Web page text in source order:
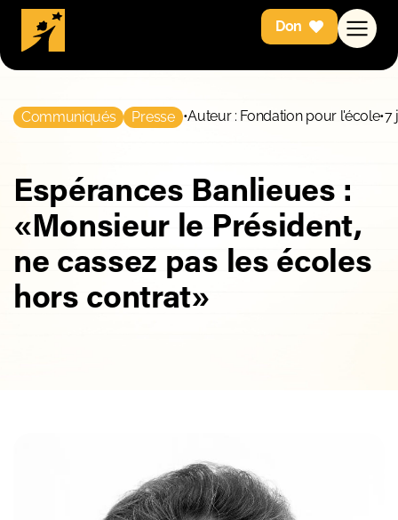
Don
Communiqués Presse •Auteur : Fondation pour l'école•7
Espérances Banlieues :
«Monsieur le Président,
ne cassez pas les écoles
hors contrat»